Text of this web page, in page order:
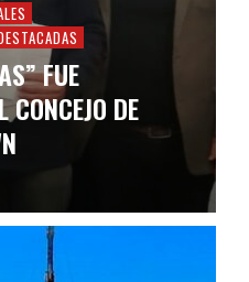
FUE
CONCEJO DE